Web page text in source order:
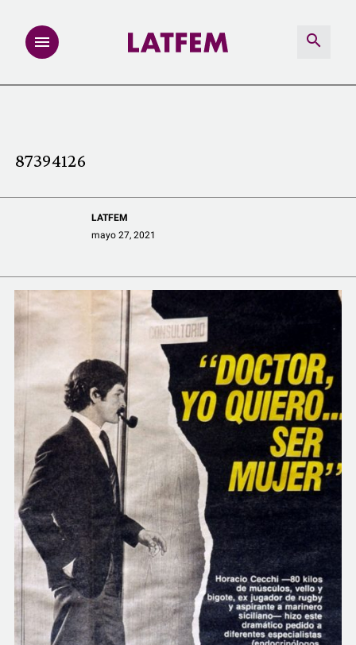
REDACCIÓN ABIERTA
LATFEMLAB.
QUIÉNES SOMOS
87394126
LATFEM
mayo 27, 2021